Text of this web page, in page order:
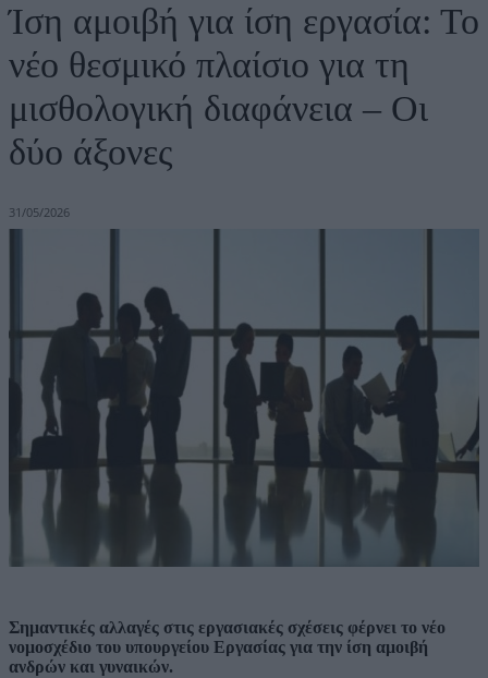
Ίση αμοιβή για ίση εργασία: Το
νέο θεσμικό πλαίσιο για τη
μισθολογική διαφάνεια – Οι
δύο άξονες
31/05/2026
Σημαντικές αλλαγές στις εργασιακές σχέσεις φέρνει το νέο
νομοσχέδιο του υπουργείου Εργασίας για την ίση αμοιβή
ανδρών και γυναικών.